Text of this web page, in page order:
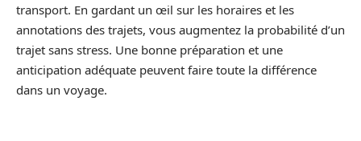
transport. En gardant un œil sur les horaires et les
annotations des trajets, vous augmentez la probabilité d’un
trajet sans stress. Une bonne préparation et une
anticipation adéquate peuvent faire toute la différence
dans un voyage.